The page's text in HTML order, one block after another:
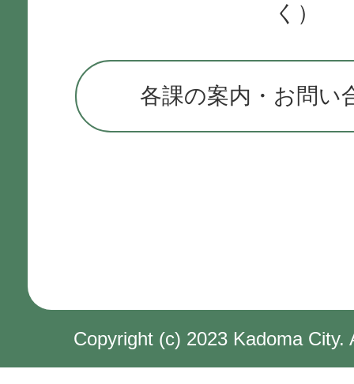
く）
各課の案内・お問い
Copyright (c) 2023 Kadoma City.